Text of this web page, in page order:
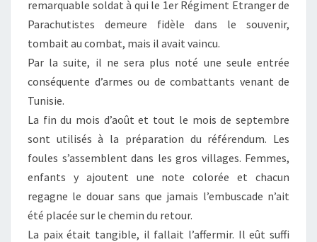
remarquable soldat à qui le 1er Régiment Etranger de
Parachutistes demeure fidèle dans le souvenir,
tombait au combat, mais il avait vaincu.
Par la suite, il ne sera plus noté une seule entrée
conséquente d’armes ou de combattants venant de
Tunisie.
La fin du mois d’août et tout le mois de septembre
sont utilisés à la préparation du référendum. Les
foules s’assemblent dans les gros villages. Femmes,
enfants y ajoutent une note colorée et chacun
regagne le douar sans que jamais l’embuscade n’ait
été placée sur le chemin du retour.
La paix était tangible, il fallait l’affermir. Il eût suffi